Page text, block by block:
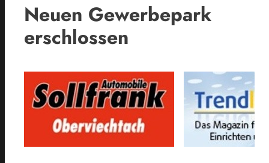
Neuen Gewerbepark
erschlossen